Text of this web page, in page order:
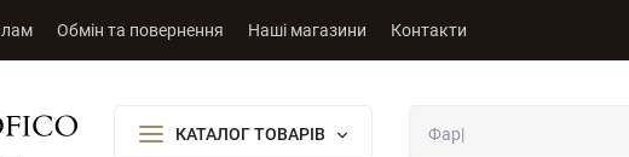
Обмін та повернення Наші магазини Контакти
КАТАЛОГ ТОВАРІВ